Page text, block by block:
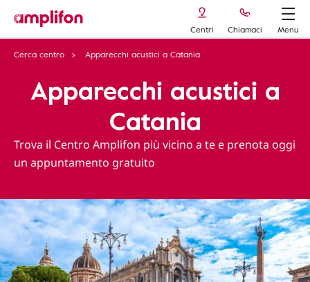
Centri Chiamaci
Menu
Cerca centro
Apparecchi acustici a Catania
Apparecchi acustici a
Catania
Trova il Centro Amplifon più vicino a te e prenota oggi
un appuntamento gratuito